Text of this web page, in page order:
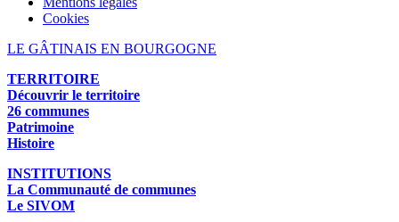
Cookies
LE GÂTINAIS EN BOURGOGNE
TERRITOIRE
Découvrir le territoire
26 communes
Patrimoine
Histoire
INSTITUTIONS
La Communauté de communes
Le SIVOM